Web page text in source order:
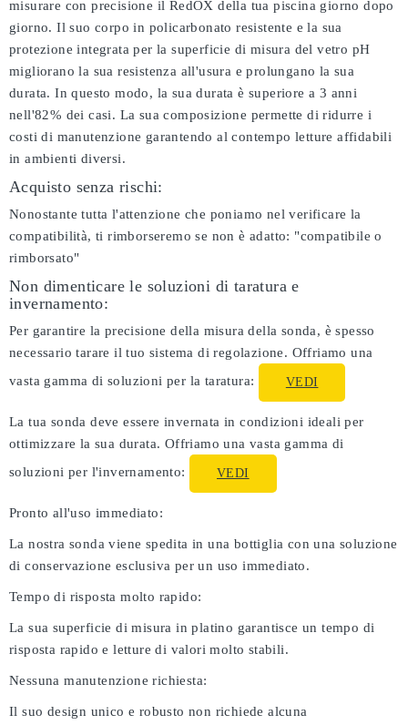
misurare con precisione il RedOX della tua piscina giorno dopo
giorno. Il suo corpo in policarbonato resistente e la sua
protezione integrata per la superficie di misura del vetro pH
migliorano la sua resistenza all'usura e prolungano la sua
durata. In questo modo, la sua durata è superiore a 3 anni
nell'82% dei casi. La sua composizione permette di ridurre i
costi di manutenzione garantendo al contempo letture affidabili
in ambienti diversi.
Acquisto senza rischi:
Nonostante tutta l'attenzione che poniamo nel verificare la
compatibilità, ti rimborseremo se non è adatto: "compatibile o
rimborsato"
Non dimenticare le soluzioni di taratura e
invernamento:
Per garantire la precisione della misura della sonda, è spesso
necessario tarare il tuo sistema di regolazione. Offriamo una
vasta gamma di soluzioni per la taratura:
VEDI
La tua sonda deve essere invernata in condizioni ideali per
ottimizzare la sua durata. Offriamo una vasta gamma di
soluzioni per l'invernamento:
VEDI
Pronto all'uso immediato:
La nostra sonda viene spedita in una bottiglia con una soluzione
di conservazione esclusiva per un uso immediato.
Tempo di risposta molto rapido:
La sua superficie di misura in platino garantisce un tempo di
risposta rapido e letture di valori molto stabili.
Nessuna manutenzione richiesta:
Il suo design unico e robusto non richiede alcuna